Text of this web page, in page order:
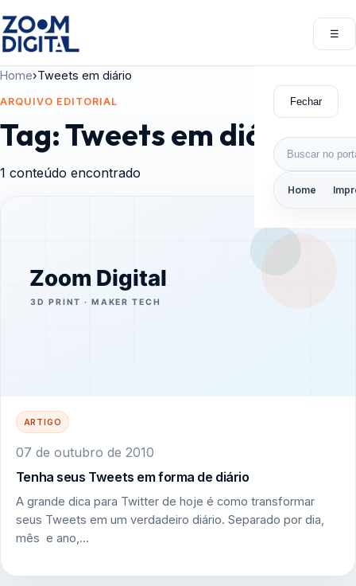
☰
Fechar
Buscar por:
Home
Home›Tweets em diário
ARQUIVO EDITORIAL
Tag:Tweets em diário
1 conteúdo encontrado
ARTIGO
07 de outubro de 2010
Tenha seus Tweets em forma de diário
A grande dica para Twitter de hoje é como transformar
seus Tweets em um verdadeiro diário. Separado por dia,
mês e ano,…